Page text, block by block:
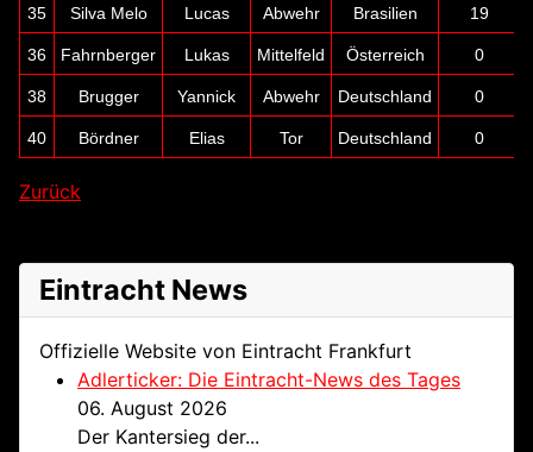
35 Silva Melo Lucas Abwehr Brasilien 19
36 Fahrnberger Lukas Mittelfeld Österreich 0
38 Brugger Yannick Abwehr Deutschland 0
40 Bördner Elias Tor Deutschland 0
Zurück
Eintracht News
Offizielle Website von Eintracht Frankfurt
Adlerticker: Die Eintracht-News des Tages
06. August 2026
Der Kantersieg der...